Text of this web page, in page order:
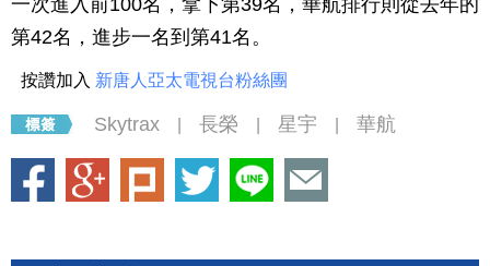
一次進入前100名，拿下第39名，華航排行則從去年的
第42名，進步一名到第41名。
按讚加入 新唐人亞太電視台粉絲團
Skytrax 長榮 星宇 華航